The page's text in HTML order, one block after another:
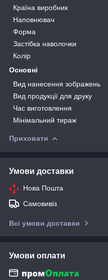
Країна виробник
Наповнювач
Форма
Застібка наволочки
Колір
Основні
Вид нанесення зображень
Вид продукції для друку
Час виготовлення
Мінімальний тираж
Приховати
Умови доставки
Нова Пошта
Самовивіз
Всі умови доставки
Умови оплати